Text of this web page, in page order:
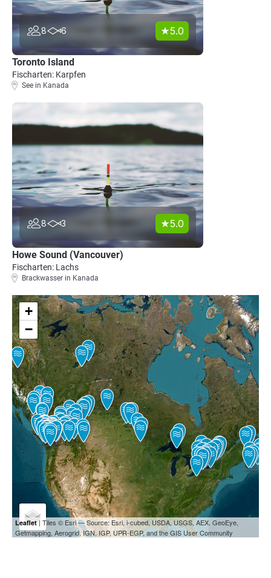
8 6 5.0
Toronto Island
Fischarten: Karpfen
See in Kanada
8 3 5.0
Howe Sound (Vancouver)
Fischarten: Lachs
Brackwasser in Kanada
+
−
Leaflet| Tiles © Esri — Source: Esri, i-cubed, USDA, USGS, AEX, GeoEye,
Getmapping, Aerogrid, IGN, IGP, UPR-EGP, and the GIS User Community